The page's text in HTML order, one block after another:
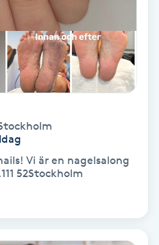
Vi är en nagelsalong
52Stockholm